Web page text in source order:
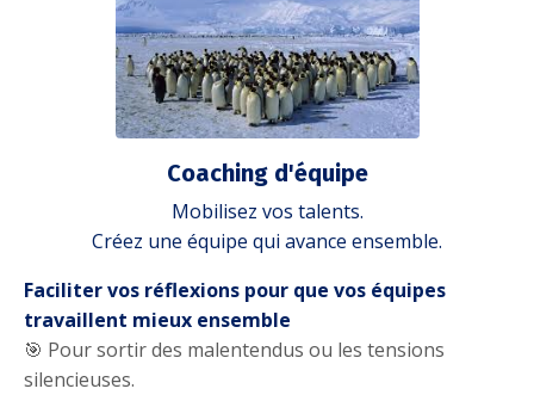
Coaching d'équipe
Mobilisez vos talents.
Créez une équipe qui avance ensemble.
Faciliter vos réflexions pour que vos équipes
travaillent mieux ensemble
🎯 Pour sortir des malentendus ou les tensions
silencieuses.